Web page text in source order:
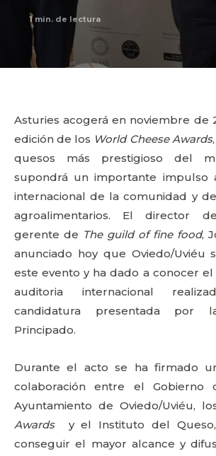
1min. de lectura
Asturies acogerá en noviembre de
edición de los World Cheese Awards
quesos más prestigioso del
supondrá un importante impulso
internacional de la comunidad y
agroalimentarios. El director
gerente de The guild of fine food,
anunciado hoy que Oviedo/Uviéu
este evento y ha dado a conocer
auditoria internacional
candidatura presentada por
Principado.
Durante el acto se ha firmado
colaboración entre el Gobierno
Ayuntamiento de Oviedo/Uviéu,
Awardsy el Instituto del
conseguir el mayor alcance y